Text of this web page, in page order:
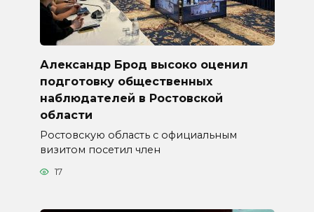
Александр Брод высоко оценил
подготовку общественных
наблюдателей в Ростовской
области
Ростовскую область с официальным
визитом посетил член
17